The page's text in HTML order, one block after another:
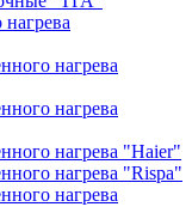
нагрева
нагрева
нагрева "Haier"
нагрева "Rispa"
нагрева